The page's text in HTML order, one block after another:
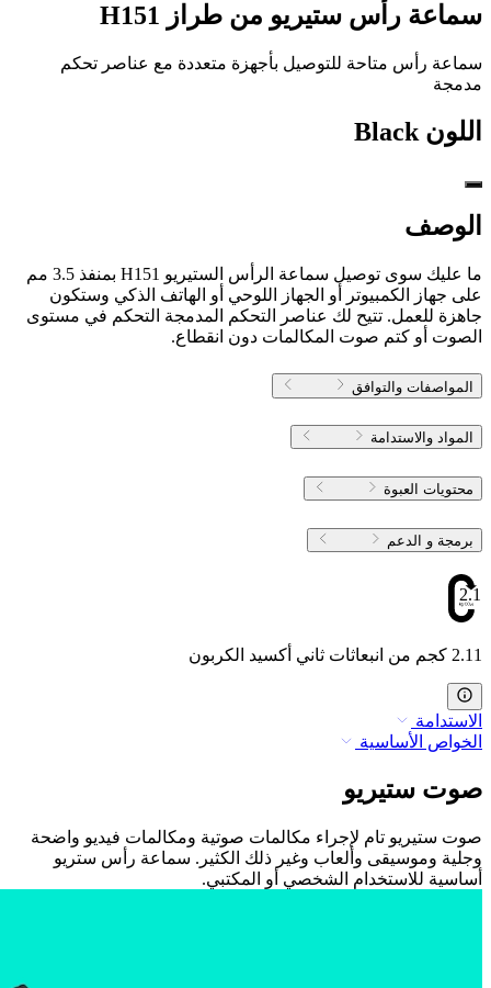
سماعة رأس ستيريو من طراز H151
سماعة رأس متاحة للتوصيل بأجهزة متعددة مع عناصر تحكم
مدمجة
اللون Black
الوصف
ما عليك سوى توصيل سماعة الرأس الستيريو H151 بمنفذ 3.5 مم
على جهاز الكمبيوتر أو الجهاز اللوحي أو الهاتف الذكي وستكون
جاهزة للعمل. تتيح لك عناصر التحكم المدمجة التحكم في مستوى
الصوت أو كتم صوت المكالمات دون انقطاع.
المواصفات والتوافق
المواد والاستدامة
محتويات العبوة
برمجة و الدعم
2.11
2.11 كجم من انبعاثات ثاني أكسيد الكربون
الاستدامة
الخواص الأساسية
صوت ستيريو
صوت ستيريو تام لإجراء مكالمات صوتية ومكالمات فيديو واضحة
وجلية وموسيقى وألعاب وغير ذلك الكثير. سماعة رأس ستريو
أساسية للاستخدام الشخصي أو المكتبي.